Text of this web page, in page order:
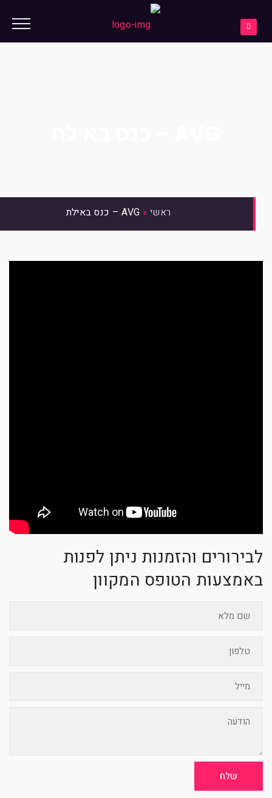
ראשי» AVG – כנס באילת
לבירורים והזמנות ניתן לפנות
באמצעות הטופס המקוון